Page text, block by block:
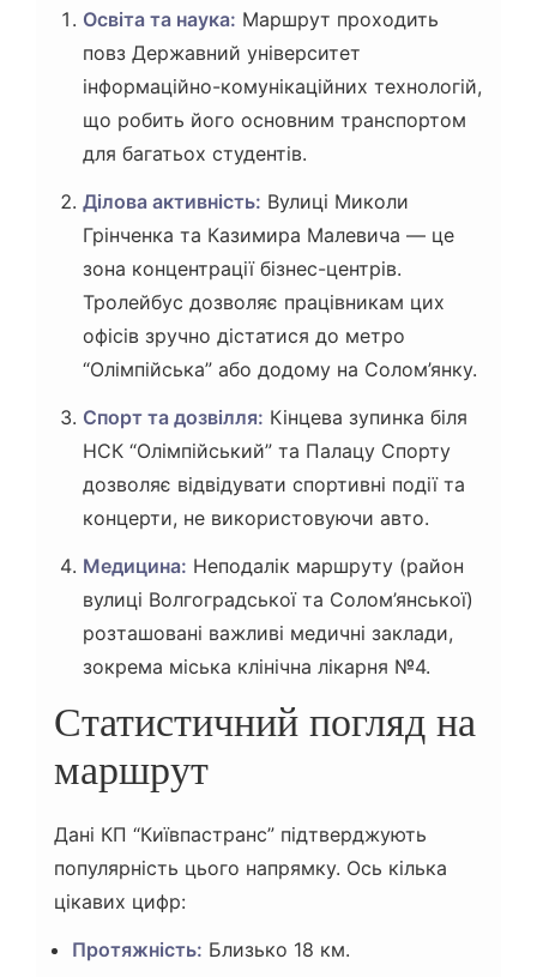
Освіта та наука: Маршрут проходить
повз Державний університет
інформаційно-комунікаційних технологій,
що робить його основним транспортом
для багатьох студентів.
Ділова активність: Вулиці Миколи
Грінченка та Казимира Малевича — це
зона концентрації бізнес-центрів.
Тролейбус дозволяє працівникам цих
офісів зручно дістатися до метро
“Олімпійська” або додому на Солом’янку.
Спорт та дозвілля: Кінцева зупинка біля
НСК “Олімпійський” та Палацу Спорту
дозволяє відвідувати спортивні події та
концерти, не використовуючи авто.
Медицина: Неподалік маршруту (район
вулиці Волгоградської та Солом’янської)
розташовані важливі медичні заклади,
зокрема міська клінічна лікарня №4.
Статистичний погляд на
маршрут
Дані КП “Київпастранс” підтверджують
популярність цього напрямку. Ось кілька
цікавих цифр:
Протяжність: Близько 18 км.